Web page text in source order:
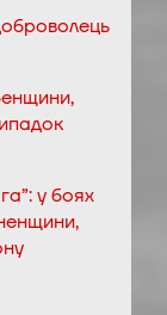
у боях